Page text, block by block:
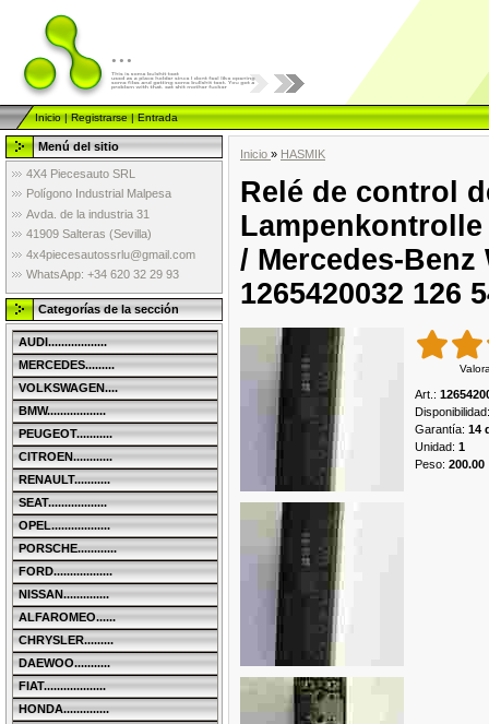
...
Inicio|Registrarse|Entrada
Menú del sitio
4X4 Piecesauto SRL
Polígono Industrial Malpesa
Avda. de la industria 31
41909 Salteras (Sevilla)
4x4piecesautossrlu@gmail.com
WhatsApp: +34 620 32 29 93
Categorías de la sección
AUDI..................
MERCEDES.........
VOLKSWAGEN....
BMW..................
PEUGEOT...........
CITROEN............
RENAULT...........
SEAT..................
OPEL..................
PORSCHE............
FORD..................
NISSAN..............
ALFAROMEO......
CHRYSLER.........
DAEWOO...........
FIAT...................
HONDA..............
Inicio » HASMIK
Relé de control
/ Mercedes-Benz
1265420032 126
Art. :
Disponibilidad:
Garantía: 14
Unidad: 1
Peso: 200.00